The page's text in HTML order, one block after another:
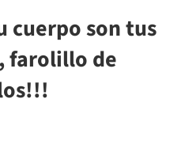
cuerpo son tus
farolillo de